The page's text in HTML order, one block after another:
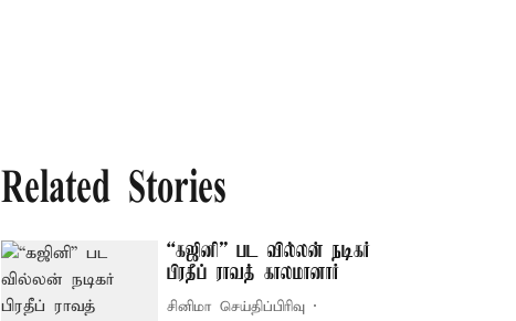
Related Stories
“கஜினி” பட வில்லன் நடிகர்
பிரதீப் ராவத் காலமானார்
சினிமா செய்திப்பிரிவு